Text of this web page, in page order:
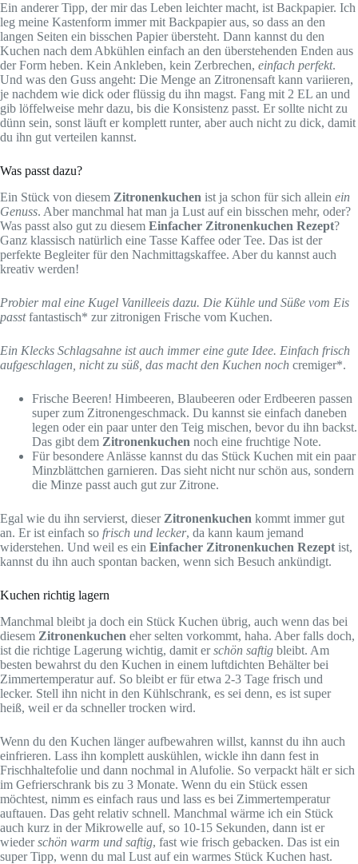
Ein anderer Tipp, der mir das Leben leichter macht, ist Backpapier. Ich
leg meine Kastenform immer mit Backpapier aus, so dass an den
langen Seiten ein bisschen Papier übersteht. Dann kannst du den
Kuchen nach dem Abkühlen einfach an den überstehenden Enden aus
der Form heben. Kein Ankleben, kein Zerbrechen, einfach perfekt.
Und was den Guss angeht: Die Menge an Zitronensaft kann variieren,
je nachdem wie dick oder flüssig du ihn magst. Fang mit 2 EL an und
gib löffelweise mehr dazu, bis die Konsistenz passt. Er sollte nicht zu
dünn sein, sonst läuft er komplett runter, aber auch nicht zu dick, damit
du ihn gut verteilen kannst.
Was passt dazu?
Ein Stück von diesem Zitronenkuchen ist ja schon für sich allein ein
Genuss. Aber manchmal hat man ja Lust auf ein bisschen mehr, oder?
Was passt also gut zu diesem Einfacher Zitronenkuchen Rezept?
Ganz klassisch natürlich eine Tasse Kaffee oder Tee. Das ist der
perfekte Begleiter für den Nachmittagskaffee. Aber du kannst auch
kreativ werden!
Probier mal eine Kugel Vanilleeis dazu. Die Kühle und Süße vom Eis
passtfantastisch* zur zitronigen Frische vom Kuchen.
Ein Klecks Schlagsahne ist auch immer eine gute Idee. Einfach frisch
aufgeschlagen, nicht zu süß, das macht den Kuchen noch cremiger*.
Frische Beeren! Himbeeren, Blaubeeren oder Erdbeeren passen
super zum Zitronengeschmack. Du kannst sie einfach daneben
legen oder ein paar unter den Teig mischen, bevor du ihn backst.
Das gibt dem Zitronenkuchen noch eine fruchtige Note.
Für besondere Anlässe kannst du das Stück Kuchen mit ein paar
Minzblättchen garnieren. Das sieht nicht nur schön aus, sondern
die Minze passt auch gut zur Zitrone.
Egal wie du ihn servierst, dieser Zitronenkuchen kommt immer gut
an. Er ist einfach so frisch und lecker, da kann kaum jemand
widerstehen. Und weil es ein Einfacher Zitronenkuchen Rezept ist,
kannst du ihn auch spontan backen, wenn sich Besuch ankündigt.
Kuchen richtig lagern
Manchmal bleibt ja doch ein Stück Kuchen übrig, auch wenn das bei
diesem Zitronenkuchen eher selten vorkommt, haha. Aber falls doch,
ist die richtige Lagerung wichtig, damit erschön saftig bleibt. Am
besten bewahrst du den Kuchen in einem luftdichten Behälter bei
Zimmertemperatur auf. So bleibt er für etwa 2-3 Tage frisch und
lecker. Stell ihn nicht in den Kühlschrank, es sei denn, es ist super
heiß, weil er da schneller trocken wird.
Wenn du den Kuchen länger aufbewahren willst, kannst du ihn auch
einfrieren. Lass ihn komplett auskühlen, wickle ihn dann fest in
Frischhaltefolie und dann nochmal in Alufolie. So verpackt hält er sich
im Gefrierschrank bis zu 3 Monate. Wenn du ein Stück essen
möchtest, nimm es einfach raus und lass es bei Zimmertemperatur
auftauen. Das geht relativ schnell. Manchmal wärme ich ein Stück
auch kurz in der Mikrowelle auf, so 10-15 Sekunden, dann ist er
wiederschön warm und saftig, fast wie frisch gebacken. Das ist ein
super Tipp, wenn du mal Lust auf ein warmes Stück Kuchen hast.